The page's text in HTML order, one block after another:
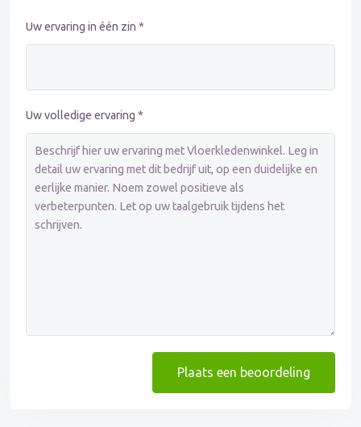
Uw ervaring in één zin *
Uw volledige ervaring *
Plaats een beoordeling